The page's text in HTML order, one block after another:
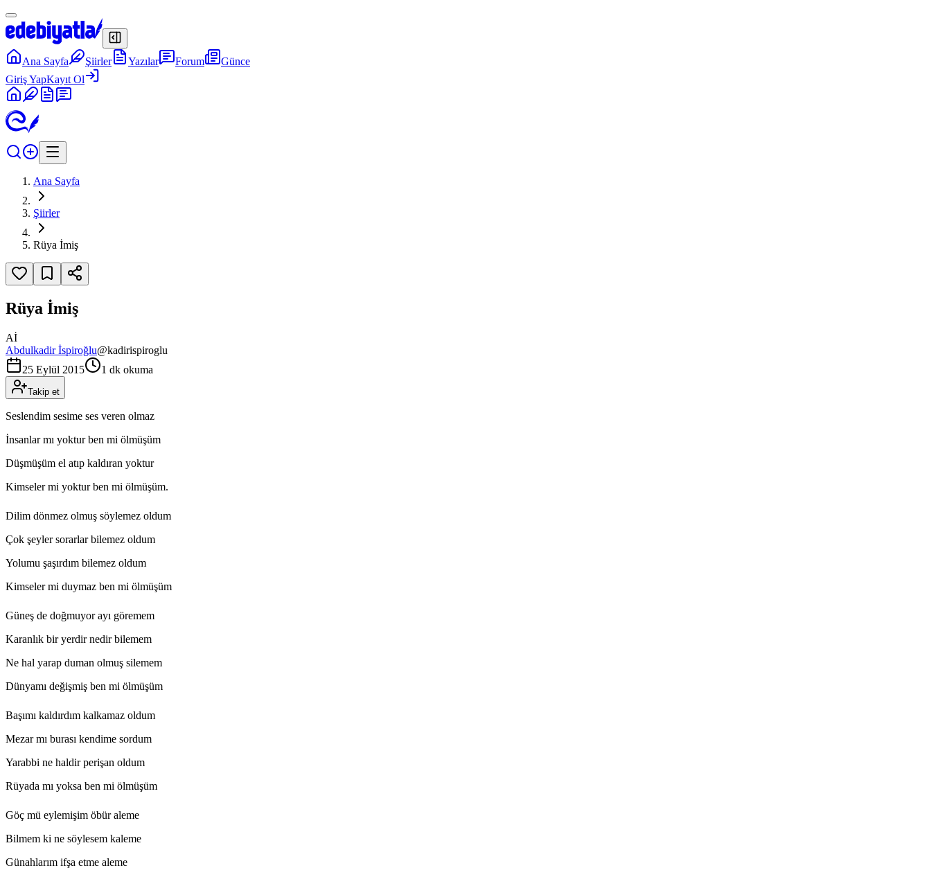
Ana Sayfa Şiirler Yazılar Forum
Günce
Giriş YapKayıt Ol
Ana Sayfa
Şiirler
Rüya İmiş
Rüya İmiş
Aİ
Abdulkadir İspiroğlu@kadirispiroglu
25 Eylül 2015
1 dk okuma
Takip et
Seslendim sesime ses veren olmaz
İnsanlar mı yoktur ben mi ölmüşüm
Düşmüşüm el atıp kaldıran yoktur
Kimseler mi yoktur ben mi ölmüşüm.
Dilim dönmez olmuş söylemez oldum
Çok şeyler sorarlar bilemez oldum
Yolumu şaşırdım bilemez oldum
Kimseler mi duymaz ben mi ölmüşüm
Güneş de doğmuyor ayı göremem
Karanlık bir yerdir nedir bilemem
Ne hal yarap duman olmuş silemem
Dünyamı değişmiş ben mi ölmüşüm
Başımı kaldırdım kalkamaz oldum
Mezar mı burası kendime sordum
Yarabbi ne haldir perişan oldum
Rüyada mı yoksa ben mi ölmüşüm
Göç mü eylemişim öbür aleme
Bilmem ki ne söylesem kaleme
Günahlarım ifşa etme aleme